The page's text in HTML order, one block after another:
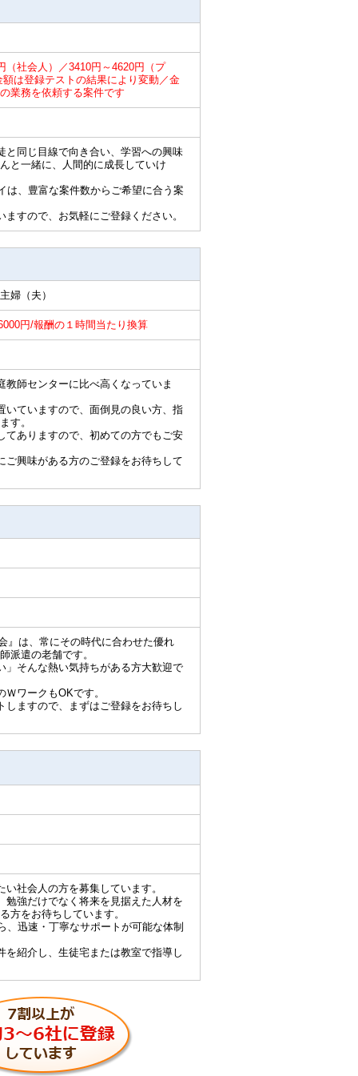
（社会人）／3410円～4620円（プ
は登録テストの結果により変動／金
業務を依頼する案件です
同じ目線で向き合い、学習への興味
と一緒に、人間的に成長していけ
、豊富な案件数からご希望に合う案
すので、お気軽にご登録ください。
婦（夫）
円/報酬の１時間当たり換算
師センターに比べ高くなっていま
ていますので、面倒見の良い方、指
す。
ありますので、初めての方でもご安
興味がある方のご登録をお待ちして
』は、常にその時代に合わせた優れ
派遣の老舗です。
そんな熱い気持ちがある方大歓迎で
ワークもOKです。
ますので、まずはご登録をお待ちし
社会人の方を募集しています。
強だけでなく将来を見据えた人材を
方をお待ちしています。
迅速・丁寧なサポートが可能な体制
紹介し、生徒宅または教室で指導し